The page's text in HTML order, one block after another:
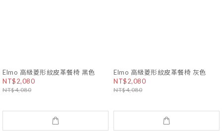
Elmo 高級菱形紋皮革餐椅 黑色
NT$2,080
NT$4,080
Elmo 高級菱形紋皮革餐椅 灰色
NT$2,080
NT$4,080